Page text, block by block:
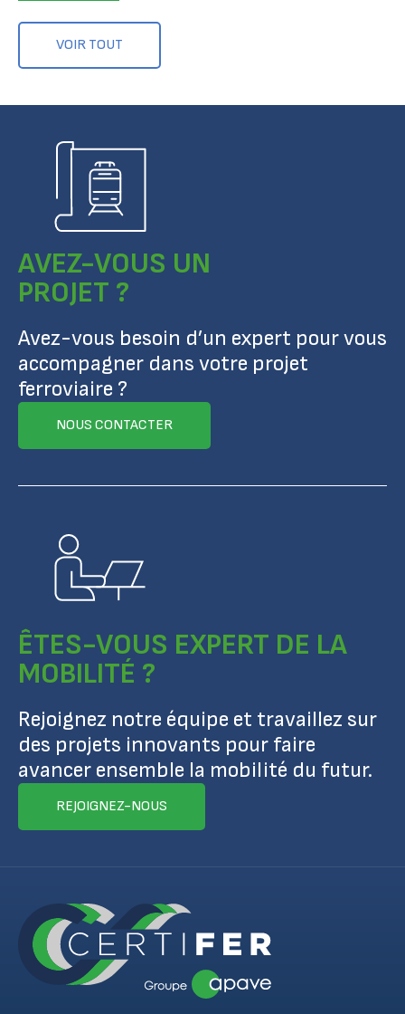
VOIR TOUT
AVEZ-VOUS UN
PROJET ?
Avez-vous besoin d’un expert pour vous
accompagner dans votre projet
ferroviaire ?
NOUS CONTACTER
ÊTES-VOUS EXPERT DE LA
MOBILITÉ ?
Rejoignez notre équipe et travaillez sur
des projets innovants pour faire
avancer ensemble la mobilité du futur.
REJOIGNEZ-NOUS